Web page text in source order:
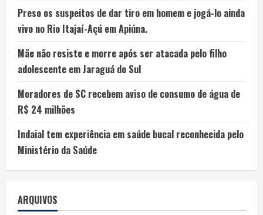
Preso os suspeitos de dar tiro em homem e jogá-lo ainda
vivo no Rio Itajaí-Açú em Apiúna.
Mãe não resiste e morre após ser atacada pelo filho
adolescente em Jaraguá do Sul
Moradores de SC recebem aviso de consumo de água de
R$ 24 milhões
Indaial tem experiência em saúde bucal reconhecida pelo
Ministério da Saúde
ARQUIVOS